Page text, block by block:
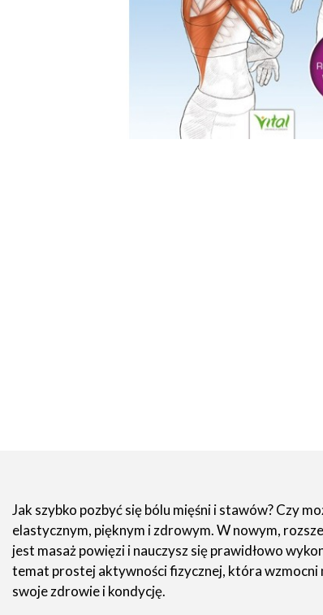
Jak szybko pozbyć się bólu mięśni i stawów? Czy
elastycznym, pięknym i zdrowym. W nowym,
jest masaż powięzi i nauczysz się prawidłowo
temat prostej aktywności fizycznej, która wzmocni
swoje zdrowie i kondycję.